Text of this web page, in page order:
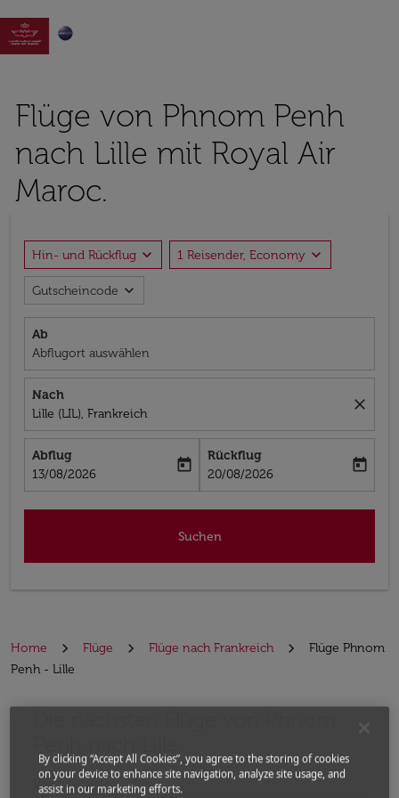

Flüge von Phnom Penh
nach Lille mit Royal Air
Maroc.
Hin- und Rückflug expand_more 1 Reisender, Economy expand_more
Gutscheincode expand_more
Ab
Abflugort auswählen
Nach
Lille (LIL), Frankreich
close
Abflug
fc-booking-departure-date-aria-label
13/08/2026
today
Rückflug
fc-booking-return-date-aria-label
20/08/2026
today
Suchen
Home Flüge Flüge nach Frankreich
Flüge Phnom
Penh - Lille
Von
By clicking “Accept All Cookies”, you agree to the storing of cookies
on your device to enhance site navigation, analyze site usage, and
assist in our marketing efforts.